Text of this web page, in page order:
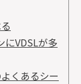
にVDSLが多
くあるシー